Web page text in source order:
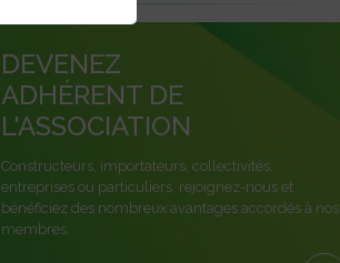
DEVENEZ
ADHÉRENT DE
L'ASSOCIATION
Constructeurs, importateurs, collectivités,
entreprises ou particuliers, rejoignez-nous et
bénéficiez des nombreux avantages accordés à nos
membres.